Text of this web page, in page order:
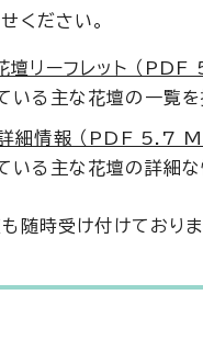
ください。
壇リーフレット （PDF
いる主な花壇の一覧を
細情報 （PDF 5.7
いる主な花壇の詳細な
随時受け付けており